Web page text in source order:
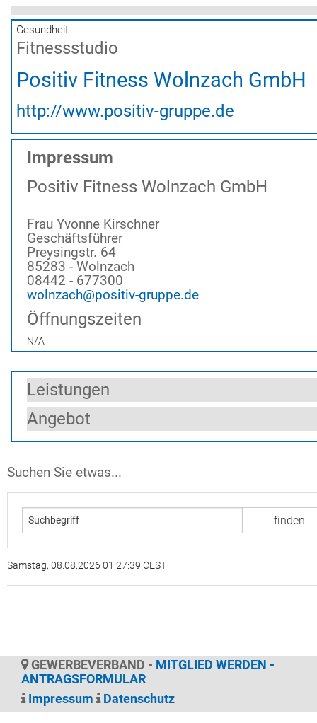
Gesundheit
Fitnessstudio
Positiv Fitness Wolnzach GmbH
http://www.positiv-gruppe.de
Impressum
Positiv Fitness Wolnzach GmbH
Frau Yvonne Kirschner
Geschäftsführer
Preysingstr. 64
85283 - Wolnzach
08442 - 677300
wolnzach@positiv-gruppe.de
Öffnungszeiten
N/A
Leistungen
Angebot
Suchen Sie etwas...
Samstag, 08.08.2026 01:27:39 CEST
GEWERBEVERBAND - MITGLIED WERDEN -
ANTRAGSFORMULAR
Impressum
Datenschutz